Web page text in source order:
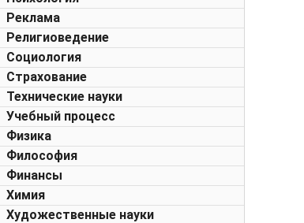
Реклама
Религиоведение
Социология
Страхование
Технические науки
Учебный процесс
Физика
Философия
Финансы
Химия
Художественные науки